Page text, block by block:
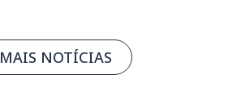
MAIS NOTÍCIAS